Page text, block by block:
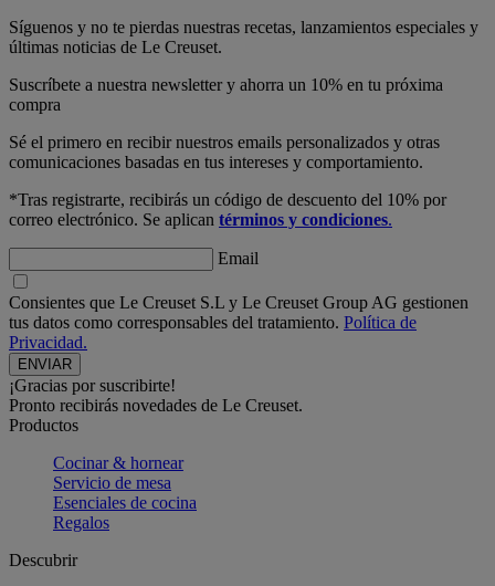
Síguenos y no te pierdas nuestras recetas, lanzamientos especiales y
últimas noticias de Le Creuset.
Suscríbete a nuestra newsletter y ahorra un 10% en tu próxima
compra
Sé el primero en recibir nuestros emails personalizados y otras
comunicaciones basadas en tus intereses y comportamiento.
*Tras registrarte, recibirás un código de descuento del 10% por
correo electrónico. Se aplican términos y condiciones.
Email
Consientes que Le Creuset S.L y Le Creuset Group AG gestionen
tus datos como corresponsables del tratamiento. Política de
Privacidad.
¡Gracias por suscribirte!
Pronto recibirás novedades de Le Creuset.
Productos
Cocinar & hornear
Servicio de mesa
Esenciales de cocina
Regalos
Descubrir